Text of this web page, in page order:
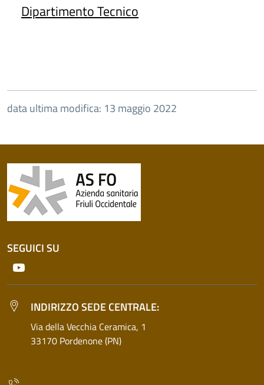
Dipartimento Tecnico
data ultima modifica: 13 maggio 2022
SEGUICI SU
INDIRIZZO SEDE CENTRALE:
Via della Vecchia Ceramica, 1
33170 Pordenone (PN)